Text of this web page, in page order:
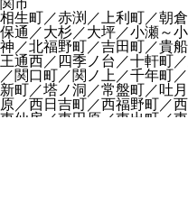
関市
相生町／赤渕／上利町／朝
保通／大杉／大坪／小瀬～
神／北福野町／吉田町／貴
王通西／四季ノ台／十軒町
／関口町／関ノ上／千年町
新町／塔ノ洞／常盤町／吐
原／西日吉町／西福野町／
東仙房／東田原／東出町／